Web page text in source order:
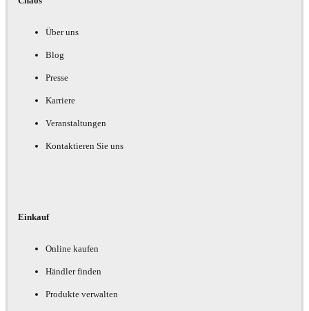
Über uns
Blog
Presse
Karriere
Veranstaltungen
Kontaktieren Sie uns
Einkauf
Online kaufen
Händler finden
Produkte verwalten